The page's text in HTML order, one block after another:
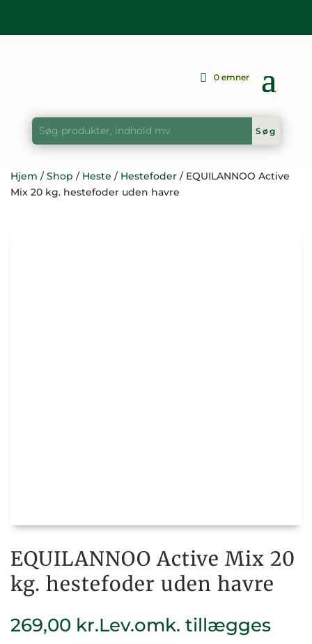
0 emner
Hjem /Shop / Heste / Hestefoder / EQUILANNOO Active
Mix 20 kg. hestefoder uden havre
EQUILANNOO Active Mix 20
kg. hestefoder uden havre
269,00 kr.Lev.omk. tillægges